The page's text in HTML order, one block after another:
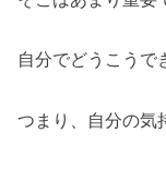
自分でどうこうで
つまり、自分の気